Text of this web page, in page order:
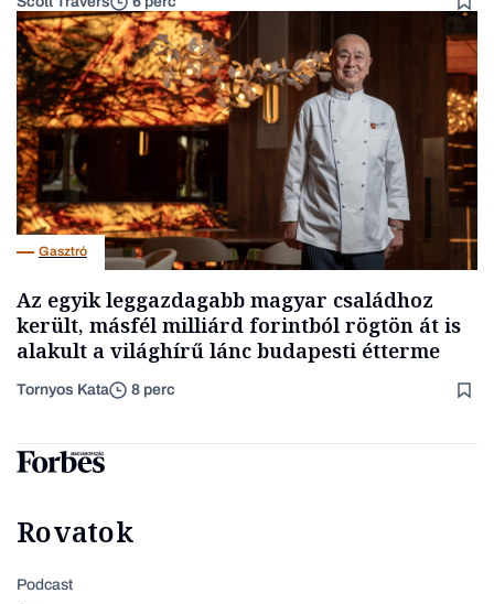
Gasztró
Az egyik leggazdagabb magyar családhoz
került, másfél milliárd forintból rögtön át is
alakult a világhírű lánc budapesti étterme
Tornyos Kata 8 perc
Rovatok
Podcast